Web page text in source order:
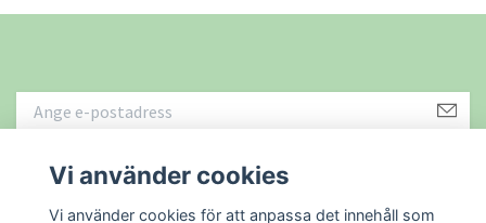
Läs mer
Vi använder cookies
Vi använder cookies för att anpassa det innehåll som